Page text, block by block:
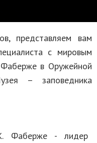
представляем вам
с мировым
в Оружейной
– заповедника
Фаберже - лидер